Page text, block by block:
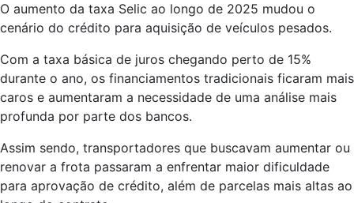
O aumento da taxa Selic ao longo de 2025 mudou o
cenário do crédito para aquisição de veículos pesados.
Com a taxa básica de juros chegando perto de 15%
durante o ano, os financiamentos tradicionais ficaram mais
caros e aumentaram a necessidade de uma análise mais
profunda por parte dos bancos.
Assim sendo, transportadores que buscavam aumentar ou
renovar a frota passaram a enfrentar maior dificuldade
para aprovação de crédito, além de parcelas mais altas ao